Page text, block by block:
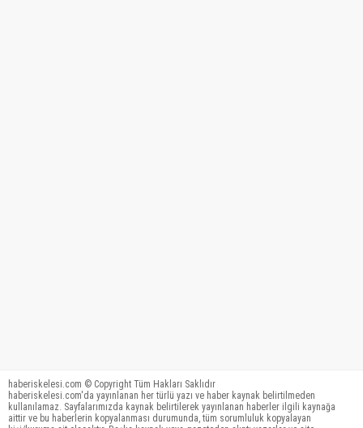
haberiskelesi.com © Copyright Tüm Hakları Saklıdır
haberiskelesi.com'da yayınlanan her türlü yazı ve haber kaynak belirtilmeden
kullanılamaz. Sayfalarımızda kaynak belirtilerek yayınlanan haberler ilgili kaynağa
aittir ve bu haberlerin kopyalanması durumunda, tüm sorumluluk kopyalayan